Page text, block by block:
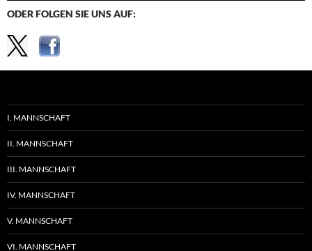
ODER FOLGEN SIE UNS AUF:
I. MANNSCHAFT
II. MANNSCHAFT
III. MANNSCHAFT
IV. MANNSCHAFT
V. MANNSCHAFT
VI. MANNSCHAFT